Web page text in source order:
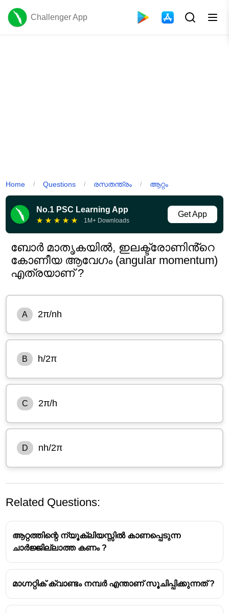
Challenger App
Home / Questions / രസതന്ത്രം / ആറ്റം
No.1 PSC Learning App
★ ★ ★ ★ ★ 1M+ Downloads
Get App
ബോർ മാതൃകയിൽ, ഇലക്ട്രോണിൻ്റെ
കോണീയ ആവേഗം (angular momentum)
എത്രയാണ് ?
A 2π/nh
B h/2π
C 2π/h
D nh/2π
ബോർ മാതൃകയനുസരിച്ച്, ഒരു ഇലക്ട്രോണിന്റെ
കോണീയ ആവേഗം (angular momentum)
Related Questions:
ആറ്റത്തിന്റെ ന്യൂക്ലിയസ്സിൽ കാണപ്പെടുന്ന
ചാർജ്ജില്ലാത്ത കണം ?
മാഗ്നറ്റിക് ക്വാണ്ടം നമ്പർ എന്താണ് സൂചിപ്പിക്കുന്നത് ?